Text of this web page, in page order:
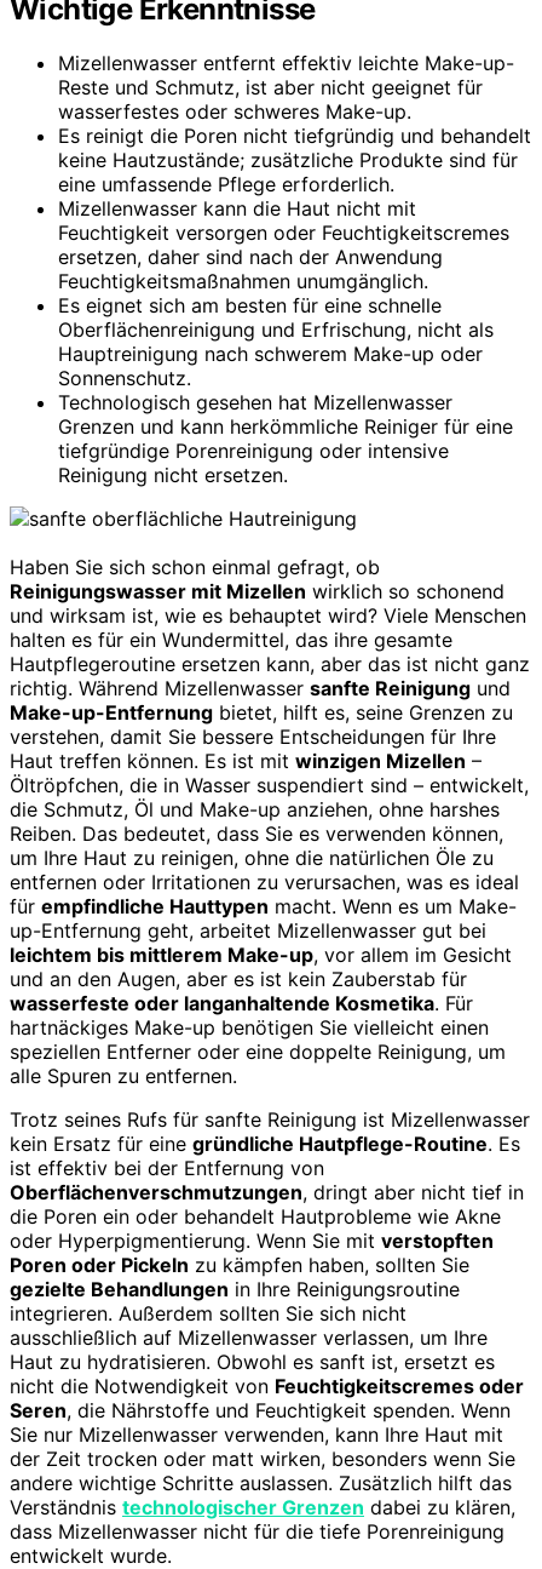
Wichtige Erkenntnisse
Mizellenwasser entfernt effektiv leichte Make-up-
Reste und Schmutz, ist aber nicht geeignet für
wasserfestes oder schweres Make-up.
Es reinigt die Poren nicht tiefgründig und behandelt
keine Hautzustände; zusätzliche Produkte sind für
eine umfassende Pflege erforderlich.
Mizellenwasser kann die Haut nicht mit
Feuchtigkeit versorgen oder Feuchtigkeitscremes
ersetzen, daher sind nach der Anwendung
Feuchtigkeitsmaßnahmen unumgänglich.
Es eignet sich am besten für eine schnelle
Oberflächenreinigung und Erfrischung, nicht als
Hauptreinigung nach schwerem Make-up oder
Sonnenschutz.
Technologisch gesehen hat Mizellenwasser
Grenzen und kann herkömmliche Reiniger für eine
tiefgründige Porenreinigung oder intensive
Reinigung nicht ersetzen.
Haben Sie sich schon einmal gefragt, ob
Reinigungswasser mit Mizellen wirklich so schonend
und wirksam ist, wie es behauptet wird? Viele Menschen
halten es für ein Wundermittel, das ihre gesamte
Hautpflegeroutine ersetzen kann, aber das ist nicht ganz
richtig. Während Mizellenwasser sanfte Reinigung und
Make-up-Entfernung bietet, hilft es, seine Grenzen zu
verstehen, damit Sie bessere Entscheidungen für Ihre
Haut treffen können. Es ist mit winzigen Mizellen –
Öltröpfchen, die in Wasser suspendiert sind – entwickelt,
die Schmutz, Öl und Make-up anziehen, ohne harshes
Reiben. Das bedeutet, dass Sie es verwenden können,
um Ihre Haut zu reinigen, ohne die natürlichen Öle zu
entfernen oder Irritationen zu verursachen, was es ideal
für empfindliche Hauttypen macht. Wenn es um Make-
up-Entfernung geht, arbeitet Mizellenwasser gut bei
leichtem bis mittlerem Make-up, vor allem im Gesicht
und an den Augen, aber es ist kein Zauberstab für
wasserfeste oder langanhaltende Kosmetika. Für
hartnäckiges Make-up benötigen Sie vielleicht einen
speziellen Entferner oder eine doppelte Reinigung, um
alle Spuren zu entfernen.
Trotz seines Rufs für sanfte Reinigung ist Mizellenwasser
kein Ersatz für eine gründliche Hautpflege-Routine. Es
ist effektiv bei der Entfernung von
Oberflächenverschmutzungen, dringt aber nicht tief in
die Poren ein oder behandelt Hautprobleme wie Akne
oder Hyperpigmentierung. Wenn Sie mit verstopften
Poren oder Pickeln zu kämpfen haben, sollten Sie
gezielte Behandlungen in Ihre Reinigungsroutine
integrieren. Außerdem sollten Sie sich nicht
ausschließlich auf Mizellenwasser verlassen, um Ihre
Haut zu hydratisieren. Obwohl es sanft ist, ersetzt es
nicht die Notwendigkeit von Feuchtigkeitscremes oder
Seren, die Nährstoffe und Feuchtigkeit spenden. Wenn
Sie nur Mizellenwasser verwenden, kann Ihre Haut mit
der Zeit trocken oder matt wirken, besonders wenn Sie
andere wichtige Schritte auslassen. Zusätzlich hilft das
Verständnis technologischer Grenzen dabei zu klären,
dass Mizellenwasser nicht für die tiefe Porenreinigung
entwickelt wurde.